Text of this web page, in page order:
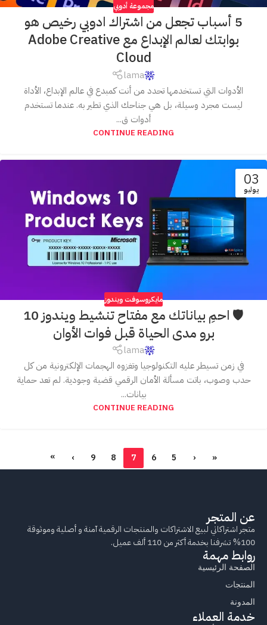
مجموعة أدوبي
5 أسباب تجعل من اشتراك ادوبي رخيص هو
بوابتك لعالم الإبداع مع Adobe Creative
Cloud
lama
الأدوات التي تستخدمها تحدد من أنت كمبدع في عالم الإبداع، الأداة
ليست مجرد وسيلة، بل هي جناحك الذي تطير به. عندما تستخدم
أدوات ق...
CONTINUE READING
03
يوليو
مايكروسوفت ويندوز
🛡️ احمِ بياناتك مع مفتاح تنشيط ويندوز 10
برو مدى الحياة قبل فوات الأوان
lama
في زمن تسيطر عليه التكنولوجيا وتغزوه الهجمات الإلكترونية من كل
حدب وصوب، باتت مسألة الأمان الرقمي قضية وجودية. لم تعد حماية
بيانات...
CONTINUE READING
«
‹
5
6
7
8
9
›
»
عن المتجر
متجر اشتراكاتي لبيع الاشتراكات والمنتجات الرقمية آمنة و أصلية وموثوقة
100% تشرفنا بخدمة أكثر من 110 ألف عميل.
روابط مهمة
الصفحة الرئيسية
المنتجات
المدونة
خدمة العملاء